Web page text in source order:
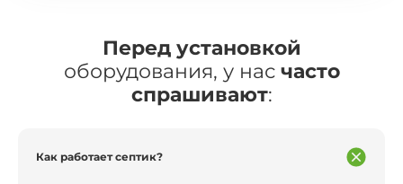
Перед установкой
оборудования, у нас часто
спрашивают:
Как работает септик?